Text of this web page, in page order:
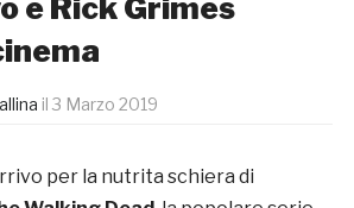
e Rick Grimes
il 3 Marzo 2019
per la nutrita schiera di